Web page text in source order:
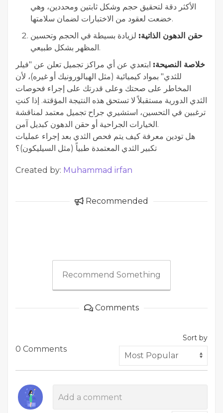
الأكثر دقة لتحقيق حجم وشكل ثابتين ومحددين، وهي
خضعت لعقود من الاختبارات لضمان سلامتها.
حقن الدهون الذاتية: لزيادة بسيطة في الحجم وتحسين
المظهر بشكل طبيعي.
خلاصة النصيحة: ابتعدي عن أي مراكز تجميل تعلن عن "فيلر
للثدي" بمواد كيميائية (مثل الهيالورونيك أو غيره)، لأن
المخاطر على صحتك وعلى قدرتك على إجراء فحوصات
الثدي الدورية مستقبلاً لا تستحق هذه النتيجة المؤقتة. إذا كنتِ
ترغبين في التحسين، استشيري جراح تجميل معتمد لمناقشة
الخيارات الجراحية أو حقن الدهون كبديل آمن.
هل تودين معرفة كيف يتم فحص الثدي بعد إجراء عمليات
تكبير الثدي المعتمدة طبياً (مثل السيليكون)؟
Created by: Muhammad irfan
Recommended
Recommend Something
Comments
0 Comments
Sort by